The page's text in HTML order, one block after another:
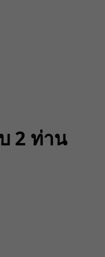
2 ท่าน